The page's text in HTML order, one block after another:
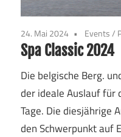
24. Mai 2024 Events/
Spa Classic 2024
Die belgische Berg.
der ideale Auslauf für
Tage. Die diesjährige
den Schwerpunkt auf